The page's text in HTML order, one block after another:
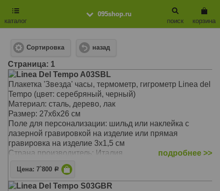
095shop.ru
каталог
корзина
поиск
Сортировка назад
Cтраница: 1
Linea Del Tempo A03SBL
Плакетка 'Звезда' часы, термометр, гигрометр Linea del
Tempo (цвет: серебряный, черный)
Материал: сталь, дерево, лак
Размер: 27х6х26 см
Поле для персонализации: шильд или наклейка с
лазерной гравировкой на изделие или прямая
гравировка на изделие 3х1,5 см
Страна производитель: Италия
подробнее >>
Цена: 7`800 Р
Linea Del Tempo S03GBR